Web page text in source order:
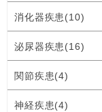
消化器疾患(10)
泌尿器疾患(16)
関節疾患(4)
神経疾患(4)